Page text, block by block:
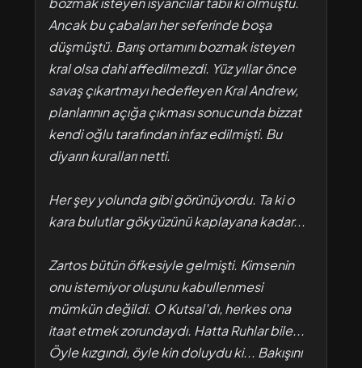
Ancak bu çabaları her seferinde boşa
düşmüştü. Barış ortamını bozmak isteyen
kral olsa dahi affedilmezdi. Yüz yıllar önce
savaş çıkartmayı hedefleyen Kral Andrew,
planlarının açığa çıkması sonucunda bizzat
kendi oğlu tarafından infaz edilmişti. Bu
diyarın kuralları netti.
Her şey yolunda gibi görünüyordu. Ta ki o
kara bulutlar gökyüzünü kaplayana kadar...
Zartos bütün öfkesiyle gelmişti. Kimsenin
onu istemiyor oluşunu kabullenmesi
mümkün değildi. O Kutsal'dı, herkes ona
itaat etmek zorundaydı. Hatta Ruhlar bile...
Öyle kızgındı, öyle kin doluydu ki... Bakışını